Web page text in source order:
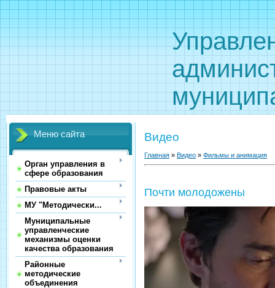
Меню сайта
Орган управления в
сфере образования
Правовые акты
МУ "Методически...
Муниципальные
управленческие
механизмы оценки
качества образования
Районные
методические
объединения
Видео
Главная » Видео » Фильмы и анимация
Почти молодожены